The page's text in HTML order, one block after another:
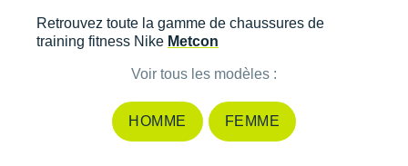
Retrouvez toute la gamme de chaussures de
training fitness Nike Metcon
Voir tous les modèles :
HOMME FEMME